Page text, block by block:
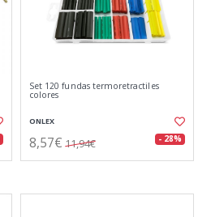
Set 120 fundas termoretractiles
colores
ONLEX
8,57€ 11,94€ - 28%